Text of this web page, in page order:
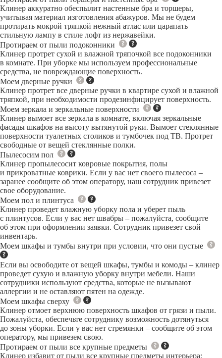
Клинер аккуратно обеспылит настенные бра и торшеры,
учитывая материал изготовления абажуров. Мы не будем
протирать мокрой тряпкой нежный атлас или царапать
стильную лампу в стиле лофт из нержавейки.
Протираем от пыли подоконники
Клинер протрет сухой и влажной тряпочкой все подоконники
в комнате. При уборке мы используем профессиональные
средства, не повреждающие поверхность.
Моем дверные ручки
Клинер протрет все дверные ручки в квартире сухой и влажной
тряпкой, при необходимости продезинфицирует поверхность.
Моем зеркала и зеркальные поверхности
Клинер вымоет все зеркала в комнате, включая зеркальные
фасады шкафов на высоту вытянутой руки. Вымоет стеклянные
поверхности туалетных столиков и тумбочек под ТВ. Протрет
свободные от вещей стеклянные полки.
Пылесосим пол
Клинер пропылесосит ковровые покрытия, полы
и прикроватные коврики. Если у вас нет своего пылесоса –
заранее сообщите об этом оператору, наш сотрудник привезет
свое оборудование.
Моем пол и плинтуса
Клинер проведет влажную уборку пола и уберет пыль
с плинтусов. Если у вас нет швабры – пожалуйста, сообщите
об этом при оформлении заявки. Сотрудник привезет свой
инвентарь.
Моем шкафы и тумбы внутри при условии, что они пустые
Если вы освободите от вещей шкафы, тумбы и комоды – клинер
проведет сухую и влажную уборку внутри мебели. Наши
сотрудники используют средства, которые не вызывают
аллергии и не оставляют пятен на одежде.
Моем шкафы сверху
Клинер отмоет верхнюю поверхность шкафов от грязи и пыли.
Пожалуйста, обеспечьте сотруднику возможность дотянуться
до зоны уборки. Если у вас нет стремянки – сообщите об этом
оператору, мы привезем свою.
Протираем от пыли все крупные предметы
Клинер избавит от пыли все крупные предметы интерьера: